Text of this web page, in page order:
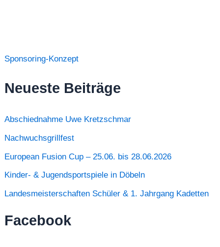
Sponsoring-Konzept
Neueste Beiträge
Abschiednahme Uwe Kretzschmar
Nachwuchsgrillfest
European Fusion Cup – 25.06. bis 28.06.2026
Kinder- & Jugendsportspiele in Döbeln
Landesmeisterschaften Schüler & 1. Jahrgang Kadetten
Facebook